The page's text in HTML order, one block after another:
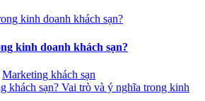
kinh doanh khách sạn?
Marketing khách sạn